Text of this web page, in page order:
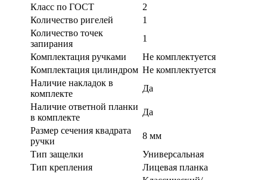
Класс по ГОСТ
2
Количество ригелей
1
Количество точек
запирания
1
Комплектация ручками
Не комплектуется
Комплектация цилиндром Не комплектуется
Наличие накладок в
комплекте
Да
Наличие ответной планки
в комплекте
Да
Размер сечения квадрата
ручки
8 мм
Тип защелки
Универсальная
Тип крепления
Лицевая планка